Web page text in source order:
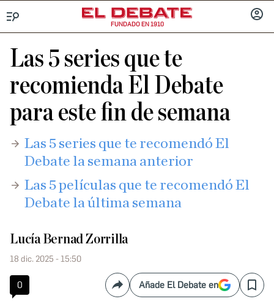
FUNDADO EN 1910
Las 5 series que te
recomienda El Debate
para este fin de semana
Las 5 series que te recomendó El
Debate la semana anterior
Las 5 películas que te recomendó El
Debate la última semana
Lucía Bernad Zorrilla
18 dic. 2025 - 15:50
0 CompartirAñade El Debate en Save